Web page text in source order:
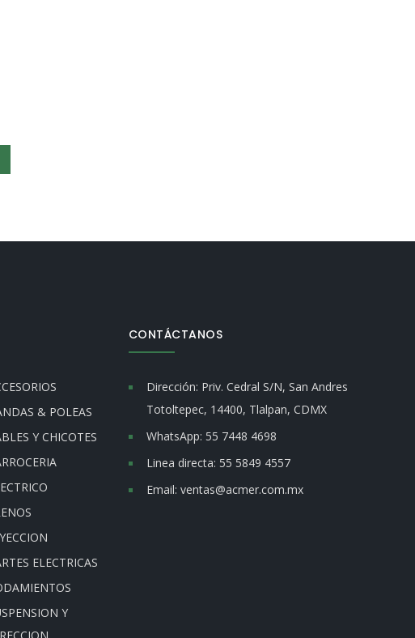
& POLEAS
Y CHICOTES
ELECTRICAS
Y
CONTÁCTANOS
Dirección: Priv. Cedral S/N, San Andres
Totoltepec, 14400, Tlalpan, CDMX
WhatsApp: 55 7448 4698
Linea directa: 55 5849 4557
Email: ventas@acmer.com.mx